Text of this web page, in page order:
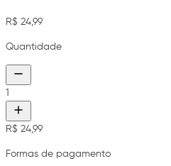
R$ 24,99
Quantidade
1
R$ 24,99
Formas de pagamento